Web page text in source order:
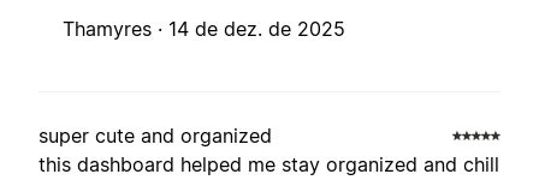
Thamyres · 14 de dez. de 2025
super cute and organized
this dashboard helped me stay organized and chill